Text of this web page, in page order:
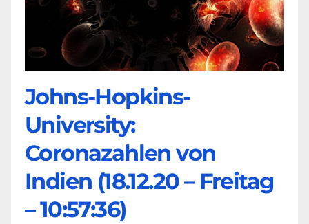
Johns-Hopkins-
University:
Coronazahlen von
Indien (18.12.20 – Freitag
– 10:57:36)